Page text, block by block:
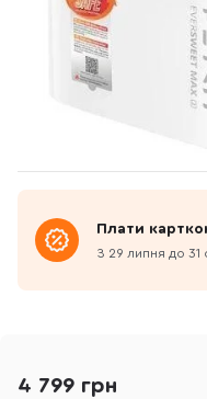
Плати
З 29 липня до 31
4 799 грн